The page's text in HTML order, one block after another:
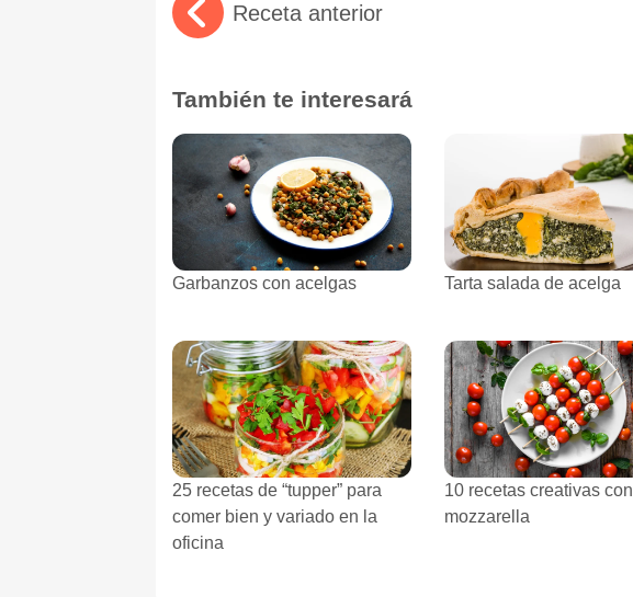
Receta anterior
También te interesará
Garbanzos con acelgas Tarta salada de acelga
25 recetas de “tupper” para
comer bien y variado en la
oficina
10 recetas creativas con
mozzarella